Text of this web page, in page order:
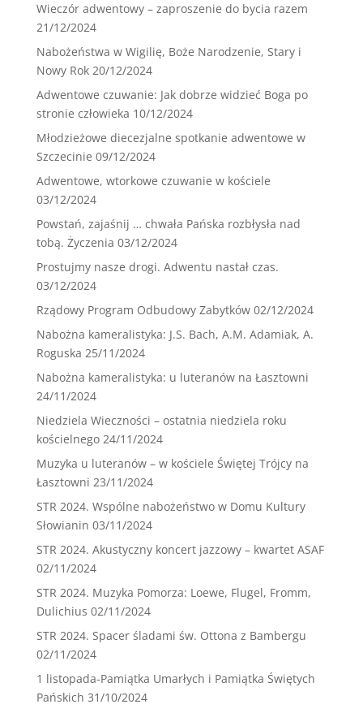
Wieczór adwentowy – zaproszenie do bycia razem
21/12/2024
Nabożeństwa w Wigilię, Boże Narodzenie, Stary i
Nowy Rok 20/12/2024
Adwentowe czuwanie: Jak dobrze widzieć Boga po
stronie człowieka 10/12/2024
Młodzieżowe diecezjalne spotkanie adwentowe w
Szczecinie 09/12/2024
Adwentowe, wtorkowe czuwanie w kościele
03/12/2024
Powstań, zajaśnij … chwała Pańska rozbłysła nad
tobą. Życzenia 03/12/2024
Prostujmy nasze drogi. Adwentu nastał czas.
03/12/2024
Rządowy Program Odbudowy Zabytków 02/12/2024
Nabożna kameralistyka: J.S. Bach, A.M. Adamiak, A.
Roguska 25/11/2024
Nabożna kameralistyka: u luteranów na Łasztowni
24/11/2024
Niedziela Wieczności – ostatnia niedziela roku
kościelnego 24/11/2024
Muzyka u luteranów – w kościele Świętej Trójcy na
Łasztowni 23/11/2024
STR 2024. Wspólne nabożeństwo w Domu Kultury
Słowianin 03/11/2024
STR 2024. Akustyczny koncert jazzowy – kwartet ASAF
02/11/2024
STR 2024. Muzyka Pomorza: Loewe, Flugel, Fromm,
Dulichius 02/11/2024
STR 2024. Spacer śladami św. Ottona z Bambergu
02/11/2024
1 listopada-Pamiątka Umarłych i Pamiątka Świętych
Pańskich 31/10/2024